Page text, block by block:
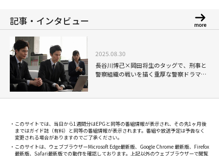
記事・インタビュー
2025.08.30
長谷川博己×岡田将生のタッグで、刑事と
警察組織の戦いを描く重厚な警察ドラマ！
このサイトでは、当日から1週間分はEPGと同等の番組情報が表示され、その先1ヶ月後
まではガイド誌（有料）と同等の番組情報が表示されます。番組や放送予定は予告なく
変更される場合がありますのでご了承ください。
このサイトは、ウェブブラウザーMicrosoft Edge最新版、Google Chrome 最新版、Firefox
最新版、Safari最新版での動作を確認しております。上記以外のウェブブラウザーで閲覧